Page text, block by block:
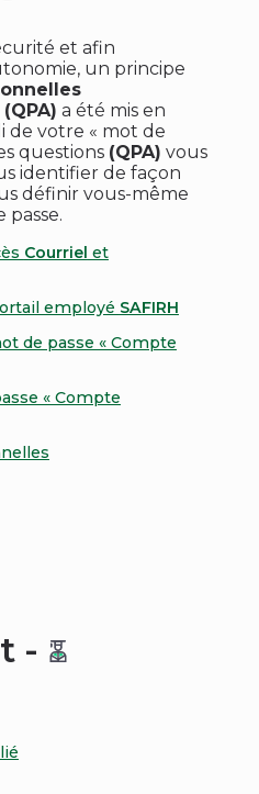
et afin
un principe
a été mis en
de votre « mot de
questions (QPA) vous
identifier de façon
définir vous-même
Courriel et
employé SAFIRH
de passe « Compte
« Compte
-